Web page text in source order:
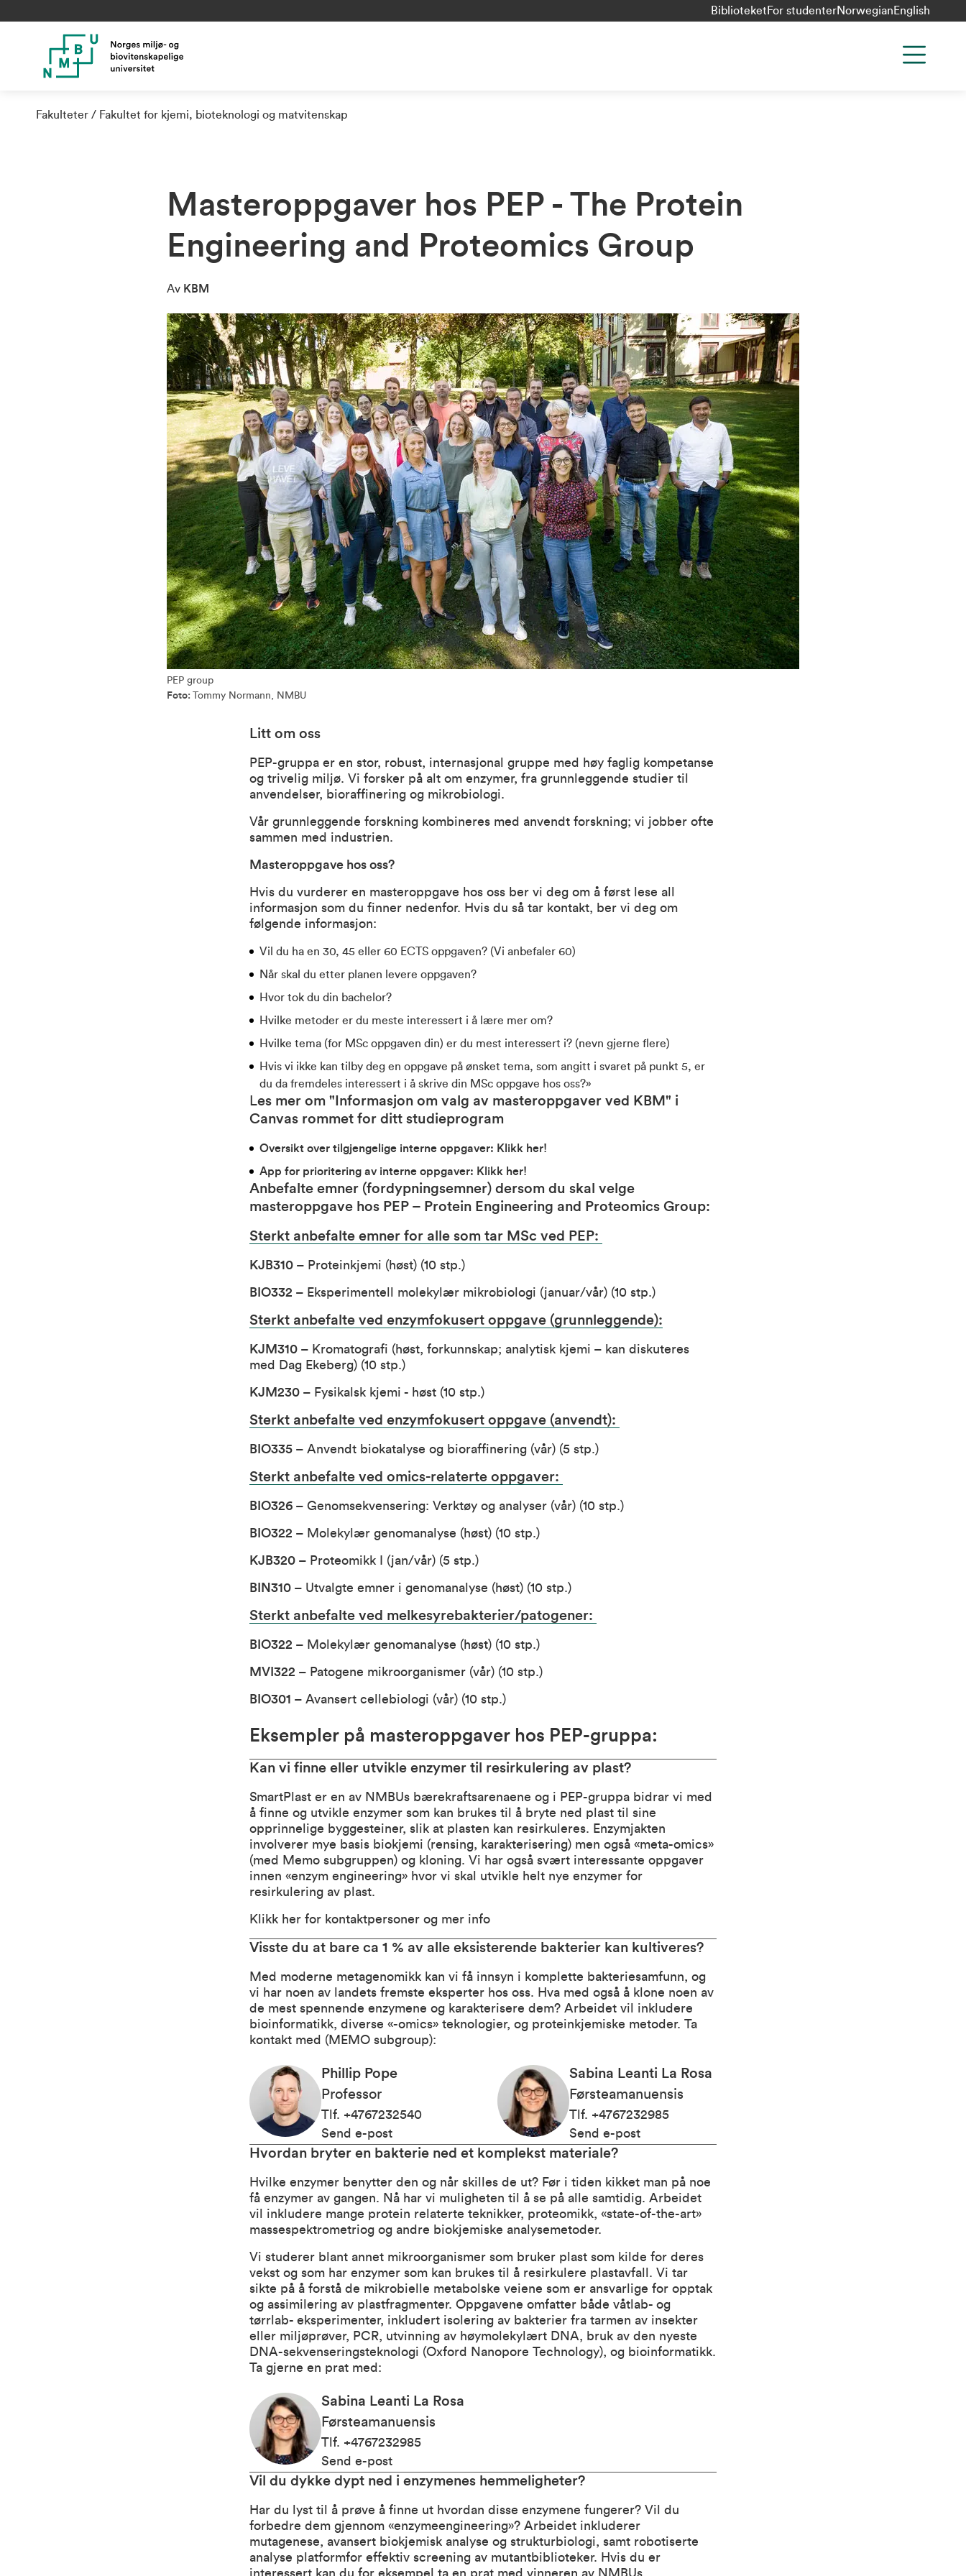
Biblioteket For studenterNorwegian English
Fakulteter Fakultet for kjemi, bioteknologi og matvitenskap
Masteroppgaver hos PEP - The Protein
Engineering and Proteomics Group
Av KBM
PEP group
Foto:
Tommy Normann, NMBU
Litt om oss
PEP-gruppa er en stor, robust, internasjonal gruppe med høy faglig kompetanse
og trivelig miljø. Vi forsker på alt om enzymer, fra grunnleggende studier til
anvendelser, bioraffinering og mikrobiologi.
Vår grunnleggende forskning kombineres med anvendt forskning; vi jobber ofte
sammen med industrien.
Masteroppgave hos oss?
Hvis du vurderer en masteroppgave hos oss ber vi deg om å først lese all
informasjon som du finner nedenfor. Hvis du så tar kontakt, ber vi deg om
følgende informasjon:
Vil du ha en 30, 45 eller 60 ECTS oppgaven? (Vi anbefaler 60)
Når skal du etter planen levere oppgaven?
Hvor tok du din bachelor?
Hvilke metoder er du meste interessert i å lære mer om?
Hvilke tema (for MSc oppgaven din) er du mest interessert i? (nevn gjerne flere)
Hvis vi ikke kan tilby deg en oppgave på ønsket tema, som angitt i svaret på punkt 5, er
du da fremdeles interessert i å skrive din MSc oppgave hos oss?»
Les mer om "Informasjon om valg av masteroppgaver ved KBM" i
Canvas rommet for ditt studieprogram
Oversikt over tilgjengelige interne oppgaver: Klikk her!
App for prioritering av interne oppgaver: Klikk her!
Anbefalte emner (fordypningsemner) dersom du skal velge
masteroppgave hos PEP – Protein Engineering and Proteomics Group:
Sterkt anbefalte emner for alle som tar MSc ved PEP:
KJB310 – Proteinkjemi (høst) (10 stp.)
BIO332 – Eksperimentell molekylær mikrobiologi (januar/vår) (10 stp.)
Sterkt anbefalte ved enzymfokusert oppgave (grunnleggende):
KJM310 – Kromatografi (høst, forkunnskap; analytisk kjemi – kan diskuteres
med Dag Ekeberg) (10 stp.)
KJM230 – Fysikalsk kjemi - høst (10 stp.)
Sterkt anbefalte ved enzymfokusert oppgave (anvendt):
BIO335 – Anvendt biokatalyse og bioraffinering (vår) (5 stp.)
Sterkt anbefalte ved omics-relaterte oppgaver:
BIO326 – Genomsekvensering: Verktøy og analyser (vår) (10 stp.)
BIO322 – Molekylær genomanalyse (høst) (10 stp.)
KJB320 – Proteomikk I (jan/vår) (5 stp.)
BIN310 – Utvalgte emner i genomanalyse (høst) (10 stp.)
Sterkt anbefalte ved melkesyrebakterier/patogener:
BIO322 – Molekylær genomanalyse (høst) (10 stp.)
MVI322 – Patogene mikroorganismer (vår) (10 stp.)
BIO301 – Avansert cellebiologi (vår) (10 stp.)
Eksempler på masteroppgaver hos PEP-gruppa:
Kan vi finne eller utvikle enzymer til resirkulering av plast?
SmartPlast er en av NMBUs bærekraftsarenaene og i PEP-gruppa bidrar vi med
å finne og utvikle enzymer som kan brukes til å bryte ned plast til sine
opprinnelige byggesteiner, slik at plasten kan resirkuleres. Enzymjakten
involverer mye basis biokjemi (rensing, karakterisering) men også «meta-omics»
(med Memo subgruppen) og kloning. Vi har også svært interessante oppgaver
innen «enzym engineering» hvor vi skal utvikle helt nye enzymer for
resirkulering av plast.
Klikk her for kontaktpersoner og mer info
Visste du at bare ca 1 % av alle eksisterende bakterier kan kultiveres?
Med moderne metagenomikk kan vi få innsyn i komplette bakteriesamfunn, og
vi har noen av landets fremste eksperter hos oss. Hva med også å klone noen av
de mest spennende enzymene og karakterisere dem? Arbeidet vil inkludere
bioinformatikk, diverse «-omics» teknologier, og proteinkjemiske metoder. Ta
kontakt med (MEMO subgroup):
Phillip Pope
Professor
Tlf. +4767232540
Send e-post
Sabina Leanti La Rosa
Førsteamanuensis
Tlf. +4767232985
Send e-post
Hvordan bryter en bakterie ned et komplekst materiale?
Hvilke enzymer benytter den og når skilles de ut? Før i tiden kikket man på noe
få enzymer av gangen. Nå har vi muligheten til å se på alle samtidig. Arbeidet
vil inkludere mange protein relaterte teknikker, proteomikk, «state-of-the-art»
massespektrometriog og andre biokjemiske analysemetoder.
Vi studerer blant annet mikroorganismer som bruker plast som kilde for deres
vekst og som har enzymer som kan brukes til å resirkulere plastavfall. Vi tar
sikte på å forstå de mikrobielle metabolske veiene som er ansvarlige for opptak
og assimilering av plastfragmenter. Oppgavene omfatter både våtlab- og
tørrlab- eksperimenter, inkludert isolering av bakterier fra tarmen av insekter
eller miljøprøver, PCR, utvinning av høymolekylært DNA, bruk av den nyeste
DNA-sekvenseringsteknologi (Oxford Nanopore Technology), og bioinformatikk.
Ta gjerne en prat med:
Sabina Leanti La Rosa
Førsteamanuensis
Tlf. +4767232985
Send e-post
Vil du dykke dypt ned i enzymenes hemmeligheter?
Har du lyst til å prøve å finne ut hvordan disse enzymene fungerer? Vil du
forbedre dem gjennom «enzymeengineering»? Arbeidet inkluderer
mutagenese, avansert biokjemisk analyse og strukturbiologi, samt robotiserte
analyse platformfor effektiv screening av mutantbiblioteker. Hvis du er
interessert kan du for eksempel ta en prat med vinneren av NMBUs